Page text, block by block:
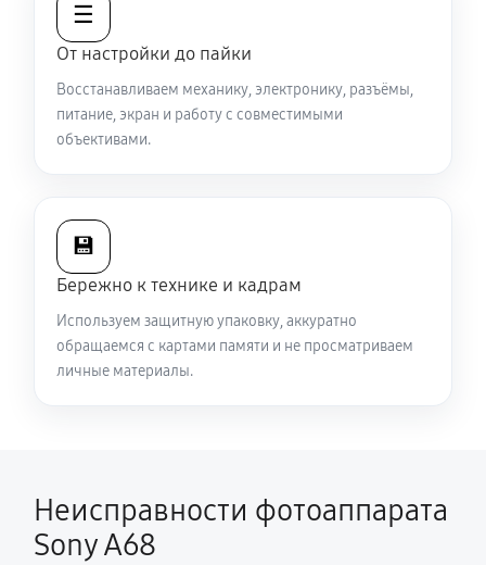
☰
От настройки до пайки
Восстанавливаем механику, электронику, разъёмы,
питание, экран и работу с совместимыми
объективами.
💾
Бережно к технике и кадрам
Используем защитную упаковку, аккуратно
обращаемся с картами памяти и не просматриваем
личные материалы.
Неисправности фотоаппарата
Sony A68